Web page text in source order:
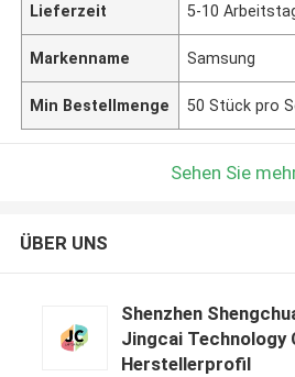
Lieferzeit 5-10
Markenname Samsung
Min Bestellmenge 50 Stück pro
Sehen Sie
ÜBER UNS
Shenzhen
Jingcai Technology
Herstellerprofil